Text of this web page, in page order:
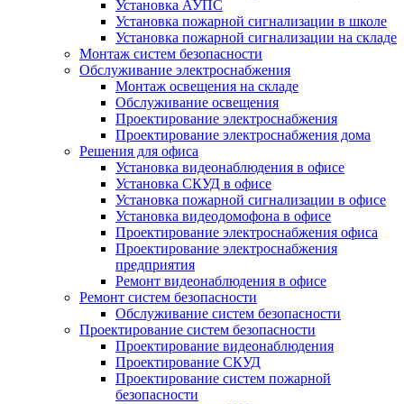
Установка АУПС
Установка пожарной сигнализации в школе
Установка пожарной сигнализации на складе
Монтаж систем безопасности
Обслуживание электроснабжения
Монтаж освещения на складе
Обслуживание освещения
Проектирование электроснабжения
Проектирование электроснабжения дома
Решения для офиса
Установка видеонаблюдения в офисе
Установка СКУД в офисе
Установка пожарной сигнализации в офисе
Установка видеодомофона в офисе
Проектирование электроснабжения офиса
Проектирование электроснабжения
предприятия
Ремонт видеонаблюдения в офисе
Ремонт систем безопасности
Обслуживание систем безопасности
Проектирование систем безопасности
Проектирование видеонаблюдения
Проектирование СКУД
Проектирование систем пожарной
безопасности